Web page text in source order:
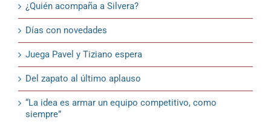
¿Quién acompaña a Silvera?
Días con novedades
Juega Pavel y Tiziano espera
Del zapato al último aplauso
“La idea es armar un equipo competitivo, como
siempre”